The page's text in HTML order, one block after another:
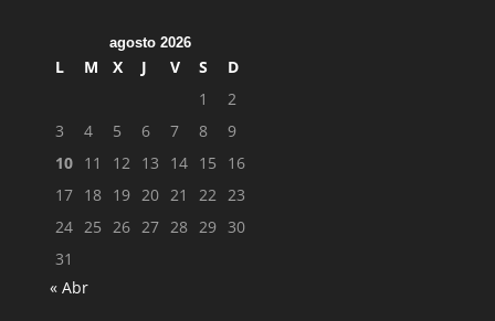
agosto 2026
L M X J V S
D
1
2
3
4 5 6 7 8
9
10 11 12 13 14 15
16
17 18 19 20 21 22 23
24 25 26 27 28 29 30
31
« Abr